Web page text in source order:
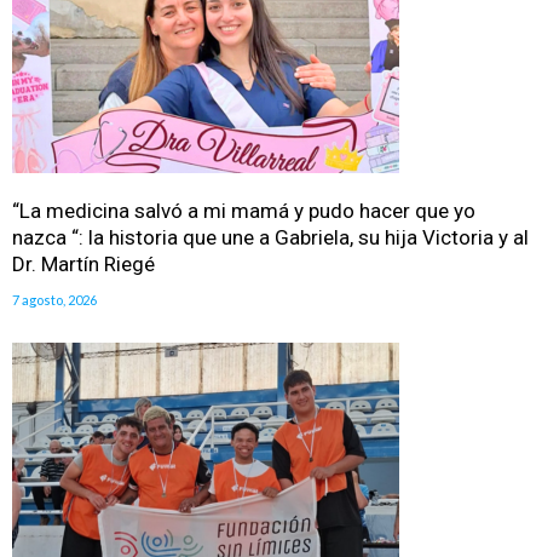
“La medicina salvó a mi mamá y pudo hacer que yo
nazca “: la historia que une a Gabriela, su hija Victoria y al
Dr. Martín Riegé
7 agosto, 2026